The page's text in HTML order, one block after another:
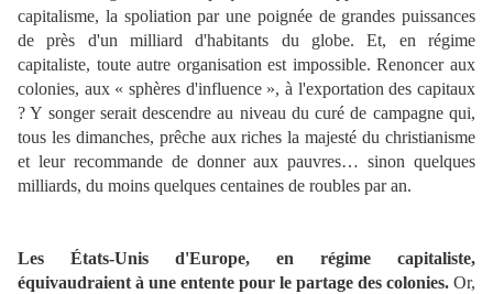
capitalisme, la spoliation par une poignée de grandes puissances
de près d'un milliard d'habitants du globe. Et, en régime
capitaliste, toute autre organisation est impossible. Renoncer aux
colonies, aux « sphères d'influence », à l'exportation des capitaux
? Y songer serait descendre au niveau du curé de campagne qui,
tous les dimanches, prêche aux riches la majesté du christianisme
et leur recommande de donner aux pauvres… sinon quelques
milliards, du moins quelques centaines de roubles par an.
Les États-Unis d'Europe, en régime capitaliste,
équivaudraient à une entente pour le partage des colonies. Or,